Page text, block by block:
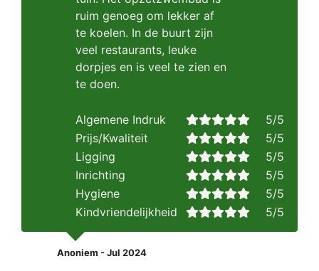
ruim genoeg om lekker af
te koelen. In de buurt zijn
veel restaurants, leuke
dorpjes en is veel te zien en
te doen.
Algemene Indruk
5/5
Prijs/Kwaliteit
5/5
Ligging
5/5
Inrichting
5/5
Hygiene
5/5
Kindvriendelijkheid
5/5
Anoniem - Jul 2024